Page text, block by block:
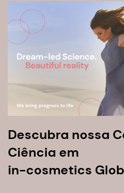
Descubra nossa
Ciência em
in-cosmetics